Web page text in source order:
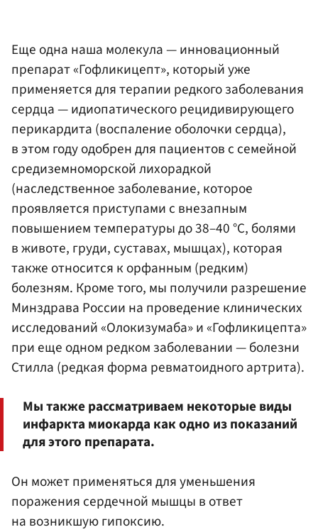
Еще одна наша молекула — инновационный
препарат «Гофликицепт», который уже
применяется для терапии редкого заболевания
сердца — идиопатического рецидивирующего
перикардита (воспаление оболочки сердца),
в этом году одобрен для пациентов с семейной
средиземноморской лихорадкой
(наследственное заболевание, которое
проявляется приступами с внезапным
повышением температуры до 38–40 °C, болями
в животе, груди, суставах, мышцах), которая
также относится к орфанным (редким)
болезням. Кроме того, мы получили разрешение
Минздрава России на проведение клинических
исследований «Олокизумаба» и «Гофликицепта»
при еще одном редком заболевании — болезни
Стилла (редкая форма ревматоидного артрита).
Мы также рассматриваем некоторые виды
инфаркта миокарда как одно из показаний
для этого препарата.
Он может применяться для уменьшения
поражения сердечной мышцы в ответ
на возникшую гипоксию.